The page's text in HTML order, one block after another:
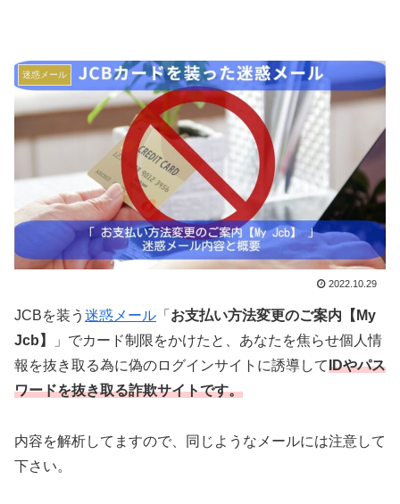
迷惑メール
2022.10.29
JCBを装う 迷惑メール 「 お支払い方法変更のご案内【My
Jcb】
」でカード制限をかけたと、あなたを焦らせ個人情
報を抜き取る為に偽のログインサイトに誘導してIDやパス
ワードを抜き取る詐欺サイトです。
内容を解析してますので、同じようなメールには注意して
下さい。